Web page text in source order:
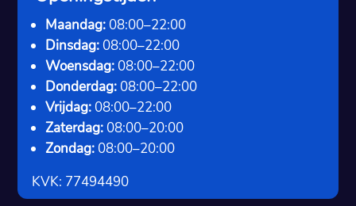
Maandag: 08:00–22:00
Dinsdag: 08:00–22:00
Woensdag: 08:00–22:00
Donderdag: 08:00–22:00
Vrijdag: 08:00–22:00
Zaterdag: 08:00–20:00
Zondag: 08:00–20:00
KVK: 77494490